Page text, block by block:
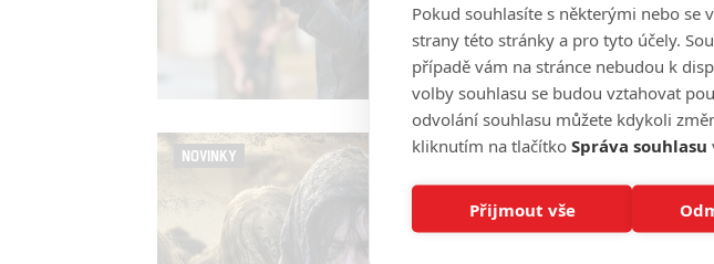
NOVINKY
Živí mrtví:
JamesVsalix | 01.09.2020
V 11. řadě se
Pokud souhlasíte s některými nebo se
strany této stránky a pro tyto účely.
případě vám na stránce nebudou k
volby souhlasu se budou vztahovat
odvolání souhlasu můžete kdykoli
kliknutím na tlačítko Správa souhlasu
Přijmout vše